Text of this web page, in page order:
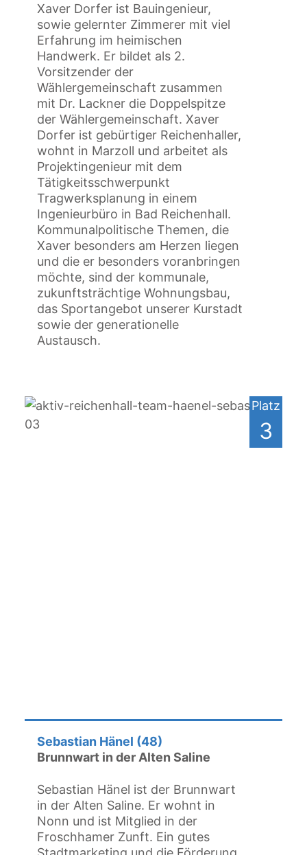
Xaver Dorfer ist Bauingenieur,
sowie gelernter Zimmerer mit viel
Erfahrung im heimischen
Handwerk. Er bildet als 2.
Vorsitzender der
Wählergemeinschaft zusammen
mit Dr. Lackner die Doppelspitze
der Wählergemeinschaft. Xaver
Dorfer ist gebürtiger Reichenhaller,
wohnt in Marzoll und arbeitet als
Projektingenieur mit dem
Tätigkeitsschwerpunkt
Tragwerksplanung in einem
Ingenieurbüro in Bad Reichenhall.
Kommunalpolitische Themen, die
Xaver besonders am Herzen liegen
und die er besonders voranbringen
möchte, sind der kommunale,
zukunftsträchtige Wohnungsbau,
das Sportangebot unserer Kurstadt
sowie der generationelle
Austausch.
Sebastian Hänel (48)
Brunnwart in der Alten Saline
Sebastian Hänel ist der Brunnwart
in der Alten Saline. Er wohnt in
Nonn und ist Mitglied in der
Froschhamer Zunft. Ein gutes
Platz
3